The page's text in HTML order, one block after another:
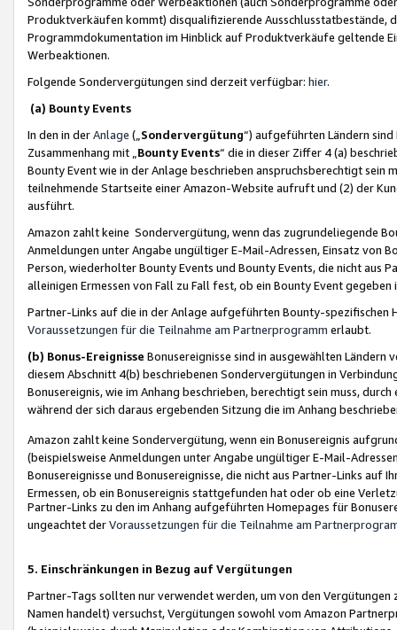
Produktverkäufen kommt) disqualifizierende Ausschlusstatbestände,
Programmdokumentation im Hinblick auf Produktverkäufe geltende
Werbeaktionen.
Folgende Sondervergütungen sind derzeit verfügbar: hier.
(a) Bounty Events
In den in derAnlage („ Sondervergütung“) aufgeführten Ländern
Zusammenhang mit „ Bounty Events“ die in dieser Ziffer 4 (a)
Bounty Event wie in der Anlage beschrieben anspruchsberechtigt sein
teilnehmende Startseite einer Amazon-Website aufruft und (2) der
ausführt.
Amazon zahlt keine Sondervergütung, wenn das zugrundeliegende
Anmeldungen unter Angabe ungültiger E-Mail-Adressen, Einsatz von
Person, wiederholter Bounty Events und Bounty Events, die nicht
alleinigen Ermessen von Fall zu Fall fest, ob ein Bounty Event
Partner-Links auf die in der Anlage aufgeführten Bounty-spezifischen
Voraussetzungen für die Teilnahme am Partnerprogramm erlaubt.
(b) Bonus-Ereignisse Bonusereignisse sind in ausgewählten Ländern
diesem Abschnitt 4(b) beschriebenen Sondervergütungen in
Bonusereignis, wie im Anhang beschrieben, berechtigt sein muss,
während der sich daraus ergebenden Sitzung die im Anhang
Amazon zahlt keine Sondervergütung, wenn ein Bonusereignis
(beispielsweise Anmeldungen unter Angabe ungültiger E-Mail-
Bonusereignisse und Bonusereignisse, die nicht aus Partner-Links auf
Ermessen, ob ein Bonusereignis stattgefunden hat oder ob eine
Partner-Links zu den im Anhang aufgeführten Homepages für
ungeachtet derVoraussetzungen für die Teilnahme am
5. Einschränkungen in Bezug auf Vergütungen
Partner-Tags sollten nur verwendet werden, um von den
Namen handelt) versuchst, Vergütungen sowohl vom Amazon